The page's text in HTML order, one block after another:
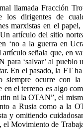
llamada Fracción
los dirigentes de
marxistas en el
artículo del sitio
‘no a la guerra en
señala que, en
para ‘salvar’ al pueblo
En el pasado, la FT
siempre ocurre con
en el terreno es algo
ni la OTAN”, el
a Rusia como a la
y omitiendo
Movimiento de